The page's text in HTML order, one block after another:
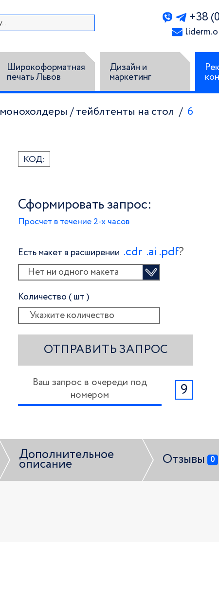
+38
Широкоформатная
печать Львов
Дизайн и
маркетинг
монохолдеры / тейблтенты на стол 6
КОД:
Сформировать запрос:
Просчет в течение 2-х часов
Есть макет в расширении .сdr .ai .pdf?
Нет ни одного макета
Количество ( шт )
ОТПРАВИТЬ ЗАПРОС
Ваш запрос в очереди под
номером
9
Дополнительное
описание
Отзывы 0